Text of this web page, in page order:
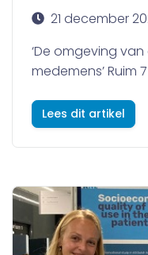
21 december
‘De omgeving
medemens’ Ruim
Lees dit artikel